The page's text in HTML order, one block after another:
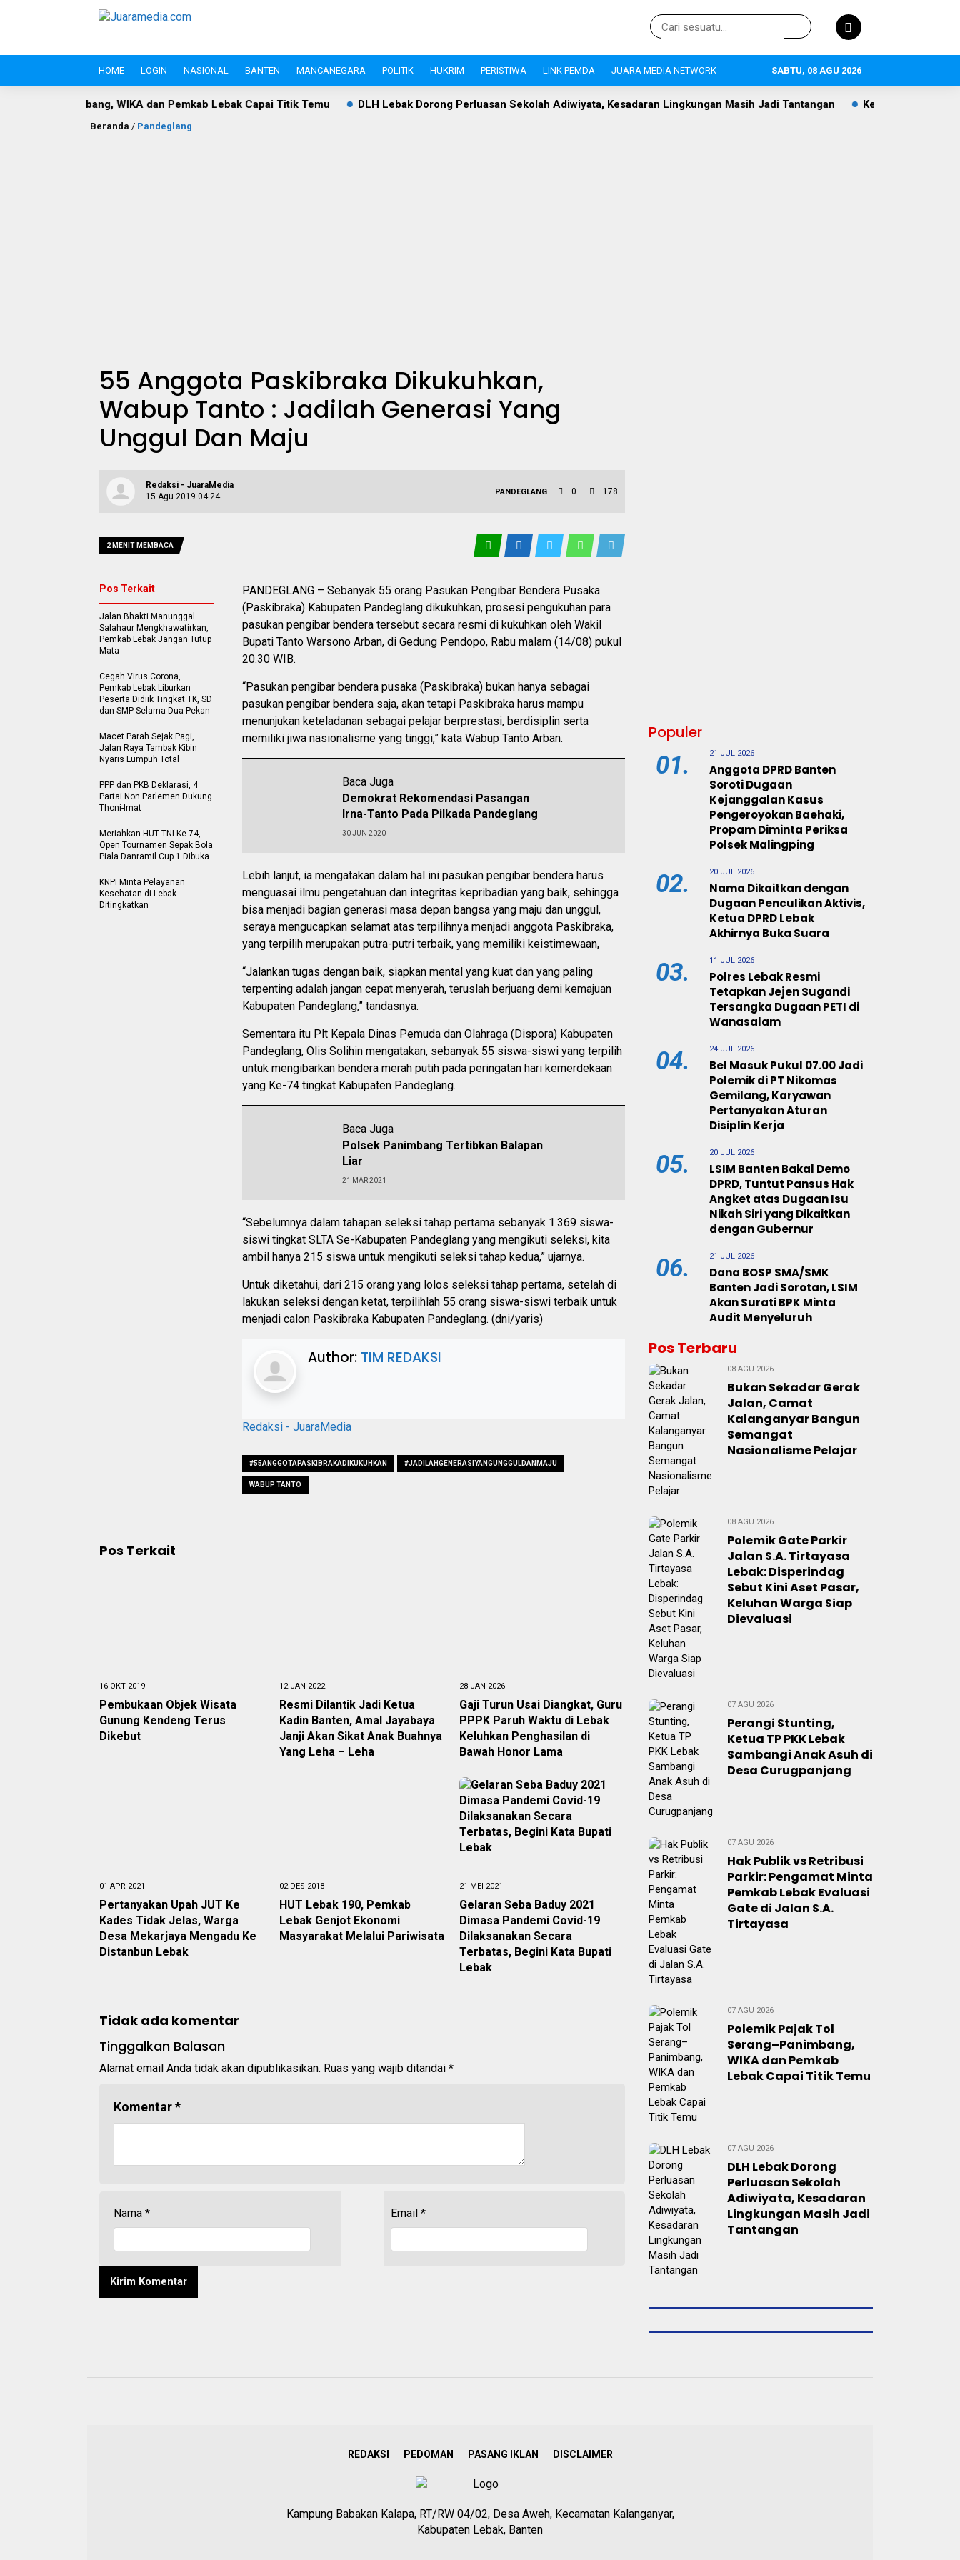
HOME LOGIN NASIONAL BANTEN MANCANEGARA POLITIK HUKRIM PERISTIWA LINK PEMDA JUARA MEDIA NETWORK SABTU, 08 AGU 2026
WIKA dan Pemkab Lebak Capai Titik Temu DLH Lebak Dorong Perluasan Sekolah Adiwiyata, Kesadaran Lingkungan Masih Jadi Tantangan Keraton UMKM Lebak Ruhay
Beranda / Pandeglang
55 Anggota Paskibraka Dikukuhkan,
Wabup Tanto : Jadilah Generasi Yang
Unggul Dan Maju
Redaksi - JuaraMedia
15 Agu 2019 04:24
PANDEGLANG 0 178
2 MENIT MEMBACA
PANDEGLANG – Sebanyak 55 orang Pasukan Pengibar Bendera Pusaka
(Paskibraka) Kabupaten Pandeglang dikukuhkan, prosesi pengukuhan para
pasukan pengibar bendera tersebut secara resmi di kukuhkan oleh Wakil
Bupati Tanto Warsono Arban, di Gedung Pendopo, Rabu malam (14/08) pukul
20.30 WIB.
“Pasukan pengibar bendera pusaka (Paskibraka) bukan hanya sebagai
pasukan pengibar bendera saja, akan tetapi Paskibraka harus mampu
menunjukan keteladanan sebagai pelajar berprestasi, berdisiplin serta
memiliki jiwa nasionalisme yang tinggi,” kata Wabup Tanto Arban.
Baca Juga
Demokrat Rekomendasi Pasangan
Irna-Tanto Pada Pilkada Pandeglang
30 JUN 2020
Lebih lanjut, ia mengatakan dalam hal ini pasukan pengibar bendera harus
menguasai ilmu pengetahuan dan integritas kepribadian yang baik, sehingga
bisa menjadi bagian generasi masa depan bangsa yang maju dan unggul,
seraya mengucapkan selamat atas terpilihnya menjadi anggota Paskibraka,
yang terpilih merupakan putra-putri terbaik, yang memiliki keistimewaan,
“Jalankan tugas dengan baik, siapkan mental yang kuat dan yang paling
terpenting adalah jangan cepat menyerah, teruslah berjuang demi kemajuan
Kabupaten Pandeglang,” tandasnya.
Sementara itu Plt Kepala Dinas Pemuda dan Olahraga (Dispora) Kabupaten
Pandeglang, Olis Solihin mengatakan, sebanyak 55 siswa-siswi yang terpilih
untuk mengibarkan bendera merah putih pada peringatan hari kemerdekaan
yang Ke-74 tingkat Kabupaten Pandeglang.
Baca Juga
Polsek Panimbang Tertibkan Balapan
Liar
21 MAR 2021
“Sebelumnya dalam tahapan seleksi tahap pertama sebanyak 1.369 siswa-
siswi tingkat SLTA Se-Kabupaten Pandeglang yang mengikuti seleksi, kita
ambil hanya 215 siswa untuk mengikuti seleksi tahap kedua,” ujarnya.
Untuk diketahui, dari 215 orang yang lolos seleksi tahap pertama, setelah di
lakukan seleksi dengan ketat, terpilihlah 55 orang siswa-siswi terbaik untuk
menjadi calon Paskibraka Kabupaten Pandeglang. (dni/yaris)
Author: TIM REDAKSI
Redaksi - JuaraMedia
#55ANGGOTAPASKIBRAKADIKUKUHKAN #JADILAHGENERASIYANGUNGGULDANMAJU
WABUP TANTO
Pos Terkait
Jalan Bhakti Manunggal
Salahaur Mengkhawatirkan,
Pemkab Lebak Jangan Tutup
Mata
Cegah Virus Corona,
Pemkab Lebak Liburkan
Peserta Didiik Tingkat TK, SD
dan SMP Selama Dua Pekan
Macet Parah Sejak Pagi,
Jalan Raya Tambak Kibin
Nyaris Lumpuh Total
PPP dan PKB Deklarasi, 4
Partai Non Parlemen Dukung
Thoni-Imat
Meriahkan HUT TNI Ke-74,
Open Tournamen Sepak Bola
Piala Danramil Cup 1 Dibuka
KNPI Minta Pelayanan
Kesehatan di Lebak
Ditingkatkan
Pos Terkait
16 OKT 2019
Pembukaan Objek Wisata
Gunung Kendeng Terus
Dikebut
12 JAN 2022
Resmi Dilantik Jadi Ketua
Kadin Banten, Amal Jayabaya
Janji Akan Sikat Anak Buahnya
Yang Leha – Leha
28 JAN 2026
Gaji Turun Usai Diangkat, Guru
PPPK Paruh Waktu di Lebak
Keluhkan Penghasilan di
Bawah Honor Lama
01 APR 2021
Pertanyakan Upah JUT Ke
Kades Tidak Jelas, Warga
Desa Mekarjaya Mengadu Ke
Distanbun Lebak
02 DES 2018
HUT Lebak 190, Pemkab
Lebak Genjot Ekonomi
Masyarakat Melalui Pariwisata
21 MEI 2021
Gelaran Seba Baduy 2021
Dimasa Pandemi Covid-19
Dilaksanakan Secara
Terbatas, Begini Kata Bupati
Lebak
Tidak ada komentar
Tinggalkan Balasan
Alamat email Anda tidak akan dipublikasikan. Ruas yang wajib ditandai *
Komentar*
Nama * Email *
Populer
01. 21 JUL 2026
Anggota DPRD Banten
Soroti Dugaan
Kejanggalan Kasus
Pengeroyokan Baehaki,
Propam Diminta Periksa
Polsek Malingping
02. 20 JUL 2026
Nama Dikaitkan dengan
Dugaan Penculikan Aktivis,
Ketua DPRD Lebak
Akhirnya Buka Suara
03. 11 JUL 2026
Polres Lebak Resmi
Tetapkan Jejen Sugandi
Tersangka Dugaan PETI di
Wanasalam
04. 24 JUL 2026
Bel Masuk Pukul 07.00 Jadi
Polemik di PT Nikomas
Gemilang, Karyawan
Pertanyakan Aturan
Disiplin Kerja
05. 20 JUL 2026
LSIM Banten Bakal Demo
DPRD, Tuntut Pansus Hak
Angket atas Dugaan Isu
Nikah Siri yang Dikaitkan
dengan Gubernur
06. 21 JUL 2026
Dana BOSP SMA/SMK
Banten Jadi Sorotan, LSIM
Akan Surati BPK Minta
Audit Menyeluruh
Pos Terbaru
08 AGU 2026
Bukan Sekadar Gerak
Jalan, Camat
Kalanganyar Bangun
Semangat
Nasionalisme Pelajar
08 AGU 2026
Polemik Gate Parkir
Jalan S.A. Tirtayasa
Lebak: Disperindag
Sebut Kini Aset Pasar,
Keluhan Warga Siap
Dievaluasi
07 AGU 2026
Perangi Stunting,
Ketua TP PKK Lebak
Sambangi Anak Asuh di
Desa Curugpanjang
07 AGU 2026
Hak Publik vs Retribusi
Parkir: Pengamat Minta
Pemkab Lebak Evaluasi
Gate di Jalan S.A.
Tirtayasa
07 AGU 2026
Polemik Pajak Tol
Serang–Panimbang,
WIKA dan Pemkab
Lebak Capai Titik Temu
07 AGU 2026
DLH Lebak Dorong
Perluasan Sekolah
Adiwiyata, Kesadaran
Lingkungan Masih Jadi
Tantangan
REDAKSI PEDOMAN PASANG IKLAN DISCLAIMER
Kampung Babakan Kalapa, RT/RW 04/02, Desa Aweh, Kecamatan Kalanganyar,
Kabupaten Lebak, Banten